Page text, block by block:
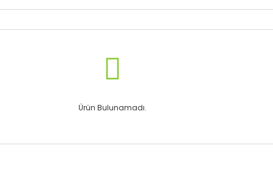
Ürün Bulunamadı.